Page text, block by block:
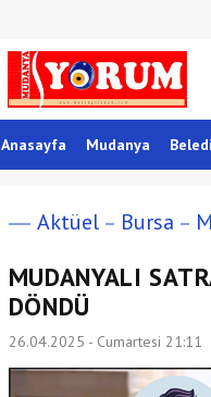
Anasayfa Mudanya
Aktüel Bursa
MUDANYALI
DÖNDÜ
26.04.2025 - Cumartesi 21:11